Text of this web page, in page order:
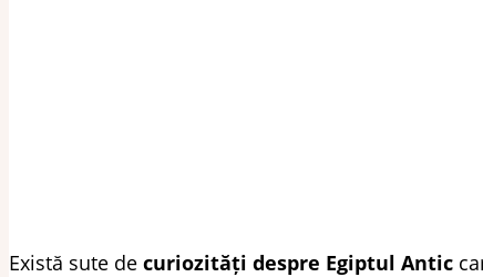
Există sute de curiozități despre Egiptul Antic